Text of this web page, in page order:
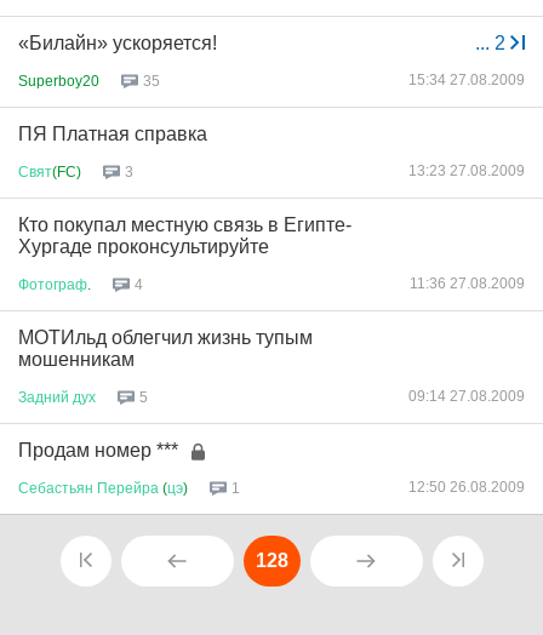
... 2
«Билайн» ускоряется!
Superboy20 35 15:34 27.08.2009
ПЯ Платная справка
Свят(FC) 3 13:23 27.08.2009
Кто покупал местную связь в Египте-
Хургаде проконсультируйте
Фотограф 4 11:36 27.08.2009
МОТИльд облегчил жизнь тупым
мошенникам
Задний дух 5 09:14 27.08.2009
Продам номер ***
Себастьян Перейра (цэ) 1 12:50 26.08.2009
128